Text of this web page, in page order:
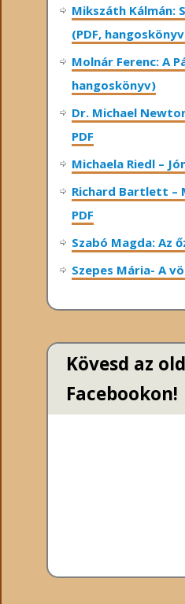
Mikszáth Kálmán:
(PDF,
Molnár Ferenc: A
hangoskönyv)
Dr. Michael
PDF
Michaela Riedl –
Richard Bartlett –
PDF
Szabó Magda: Az
Szepes Mária- A
Kövesd az
Facebookon!